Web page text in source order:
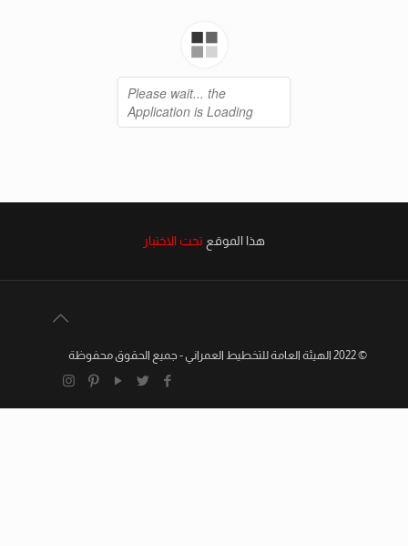
هذا الموقع تحت الاختبار
© 2022 الهيئة العامة للتخطيط العمراني - جميع الحقوق محفوظة